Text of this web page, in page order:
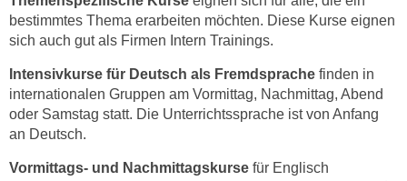
bestimmtes Thema erarbeiten möchten. Diese Kurse eignen
sich auch gut als Firmen Intern Trainings.
Intensivkurse für Deutsch als Fremdsprache finden in
internationalen Gruppen am Vormittag, Nachmittag, Abend
oder Samstag statt. Die Unterrichtssprache ist von Anfang
an Deutsch.
Vormittags- und Nachmittagskurse für Englisch
e
n
t
w
e
n
d
n
e
i
n
s
e
z